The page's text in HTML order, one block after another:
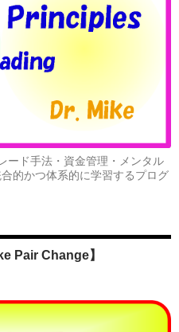
ード手法・資金管理・メンタル
的かつ体系的に学習するプログ
Pair Change】